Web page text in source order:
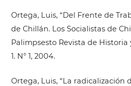
Ortega, Luis, “Del Frente de
de Chillán. Los Socialistas de
Palimpsesto Revista de Historia
1. N° 1, 2004.
Ortega, Luis, “La radicalización